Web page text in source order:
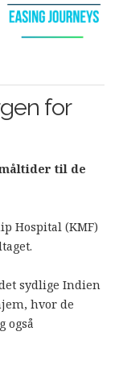
for
til de
Hospital (KMF)
sydlige Indien
hvor de
også